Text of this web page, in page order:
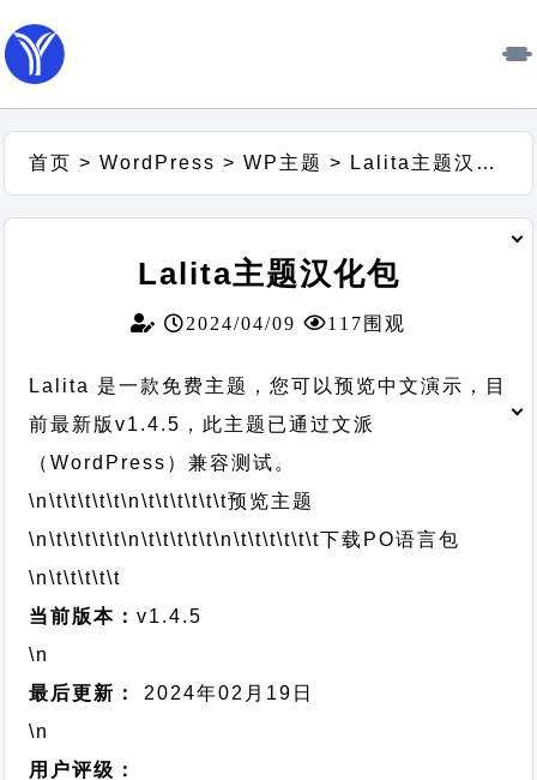
首页 >WordPress >WP主题 > Lalita主题汉化包
Lalita主题汉化包
2024/04/09 117围观
Lalita 是一款免费主题，您可以预览中文演示，目
前最新版v1.4.5，此主题已通过文派
（WordPress）兼容测试。
\n\t\t\t\t\t\n\t\t\t\t\t\t预览主题
\n\t\t\t\t\t\n\t\t\t\t\t\n\t\t\t\t\t\t下载PO语言包
\n\t\t\t\t\t
当前版本：v1.4.5
\n
最后更新：
2024年02月19日
\n
用户评级：